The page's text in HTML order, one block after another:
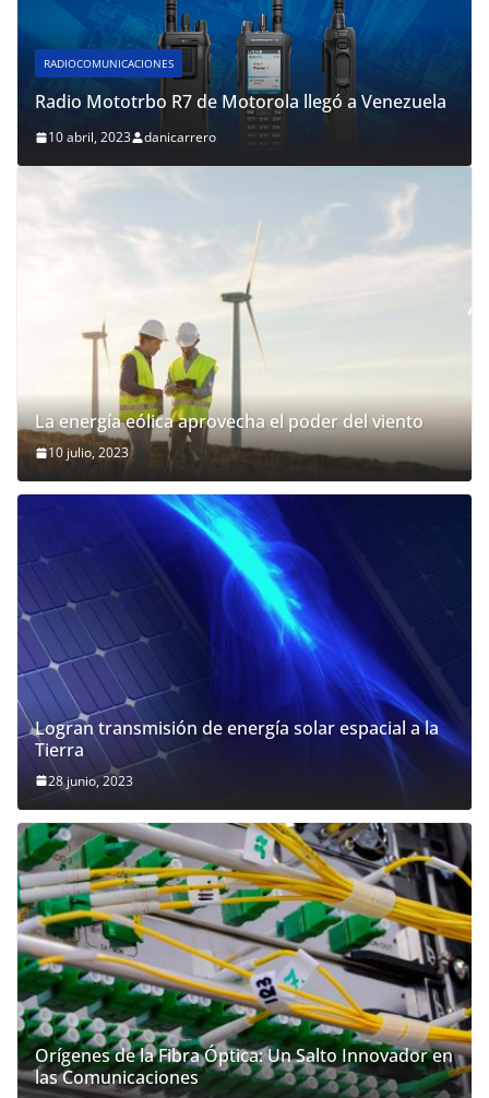
RADIOCOMUNICACIONES
Radio Mototrbo R7 de Motorola llegó a Venezuela
10 abril, 2023 danicarrero
La energía eólica aprovecha el poder del viento
10 julio, 2023
Logran transmisión de energía solar espacial a la
Tierra
28 junio, 2023
Orígenes de la Fibra Óptica: Un Salto Innovador en
las Comunicaciones